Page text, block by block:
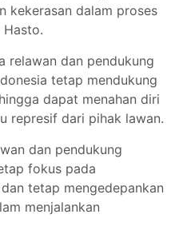
kekerasan dalam proses
Hasto.
relawan dan pendukung
tetap mendukung
dapat menahan diri
represif dari pihak lawan.
dan pendukung
fokus pada
tetap mengedepankan
menjalankan